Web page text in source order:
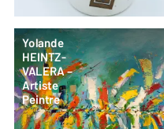
Yolande
HEINTZ-
VALERA –
Artiste
Peintre